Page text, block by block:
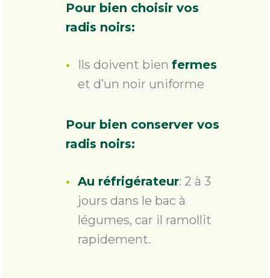
Pour bien choisir vos
radis noirs:
Ils doivent bien fermes
et d’un noir uniforme
Pour bien conserver vos
radis noirs:
Au réfrigérateur: 2 à 3
jours dans le bac à
légumes, car il ramollit
rapidement.